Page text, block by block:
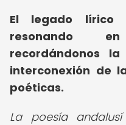
El legado lírico
resonando
recordándonos
interconexión de
poéticas.
La poesía